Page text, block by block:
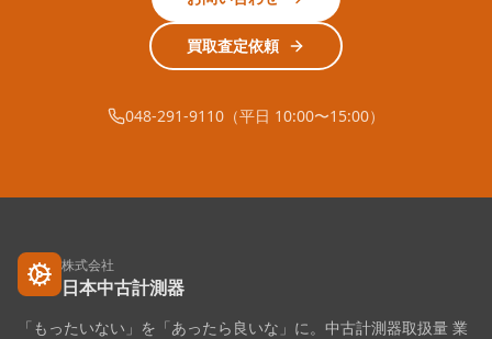
買取査定依頼
048-291-9110（平日 10:00〜15:00）
株式会社
日本中古計測器
「もったいない」を「あったら良いな」に。中古計測器取扱量 業